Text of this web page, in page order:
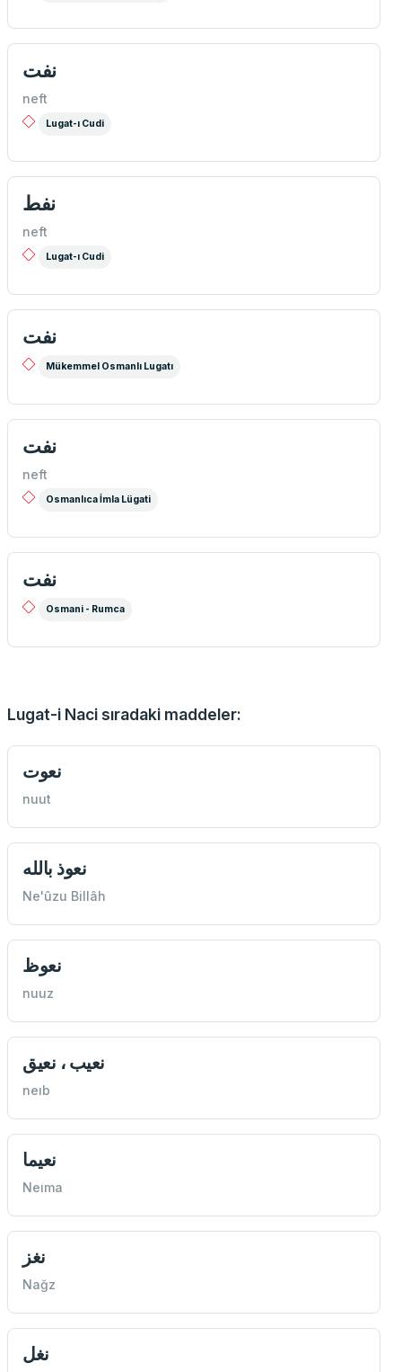
نفت
neft
Lugat-ı Cudi
نفط
neft
Lugat-ı Cudi
نفت
Mükemmel Osmanlı Lugatı
نفت
neft
Osmanlıca İmla Lügati
نفت
Osmani - Rumca
Lugat-i Naci sıradaki maddeler:
نعوت
nuut
نعوذ بالله
Ne'ûzu Billâh
نعوظ
nuuz
نعيب ، نعيق
neıb
نعيما
Neıma
نغز
Nağz
نغل